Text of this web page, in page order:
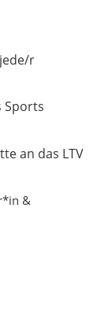
r
Sports
an das LTV
&